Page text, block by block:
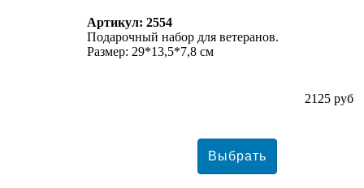
Артикул: 2554
Подарочный набор для ветеранов.
Размер: 29*13,5*7,8 см
2125 руб